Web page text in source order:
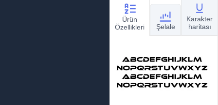
Ürün
Özellikleri
Şelale
Karakter
haritası